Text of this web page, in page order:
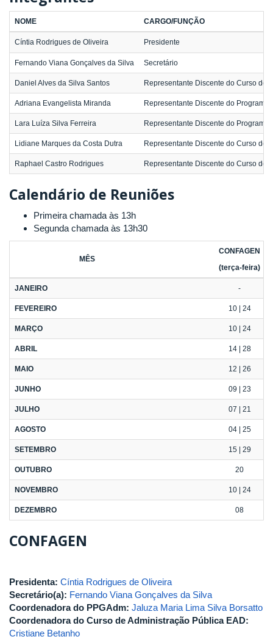
NOME CARGO/FUNÇÃO
Cíntia Rodrigues de Oliveira Presidente
Fernando Viana Gonçalves da Silva Secretário
Daniel Alves da Silva Santos Representante Discente do Curso de
Adriana Evangelista Miranda Representante Discente do
Lara Luíza Silva Ferreira Representante Discente do
Lidiane Marques da Costa Dutra Representante Discente do Curso de
Raphael Castro Rodrigues Representante Discente do Curso de
Calendário de Reuniões
Primeira chamada às 13h
Segunda chamada às 13h30
MÊS
CONFAGEN
(terça-feira)
JANEIRO -
FEVEREIRO 10 | 24
MARÇO 10 | 24
ABRIL 14 | 28
MAIO 12 | 26
JUNHO 09 | 23
JULHO 07 | 21
AGOSTO 04 | 25
SETEMBRO 15 | 29
OUTUBRO 20
NOVEMBRO 10 | 24
DEZEMBRO 08
CONFAGEN
Presidenta: Cíntia Rodrigues de Oliveira
Secretário(a): Fernando Viana Gonçalves da Silva
Coordenadora do PPGAdm: Jaluza Maria Lima Silva Borsatto
Coordenadora do Curso de Administração Pública EAD:
Cristiane Betanho